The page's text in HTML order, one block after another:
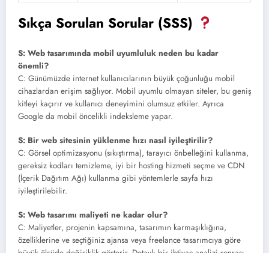
Sıkça Sorulan Sorular (SSS)
S: Web tasarımında mobil uyumluluk neden bu kadar
önemli?
C: Günümüzde internet kullanıcılarının büyük çoğunluğu mobil
cihazlardan erişim sağlıyor. Mobil uyumlu olmayan siteler, bu geniş
kitleyi kaçırır ve kullanıcı deneyimini olumsuz etkiler. Ayrıca
Google da mobil öncelikli indeksleme yapar.
S: Bir web sitesinin yüklenme hızı nasıl iyileştirilir?
C: Görsel optimizasyonu (sıkıştırma), tarayıcı önbelleğini kullanma,
gereksiz kodları temizleme, iyi bir hosting hizmeti seçme ve CDN
(İçerik Dağıtım Ağı) kullanma gibi yöntemlerle sayfa hızı
iyileştirilebilir.
S: Web tasarımı maliyeti ne kadar olur?
C: Maliyetler, projenin kapsamına, tasarımın karmaşıklığına,
özelliklerine ve seçtiğiniz ajansa veya freelance tasarımcıya göre